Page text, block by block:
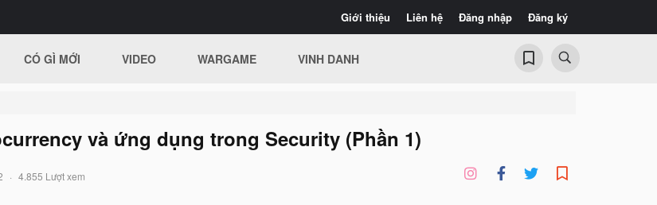
Giới thiệu Liên hệ Đăng nhập Đăng ký
CÓ GÌ MỚI VIDEO WARGAME VINH DANH
và ứng dụng trong Security (Phần 1)
4.855 Lượt xem